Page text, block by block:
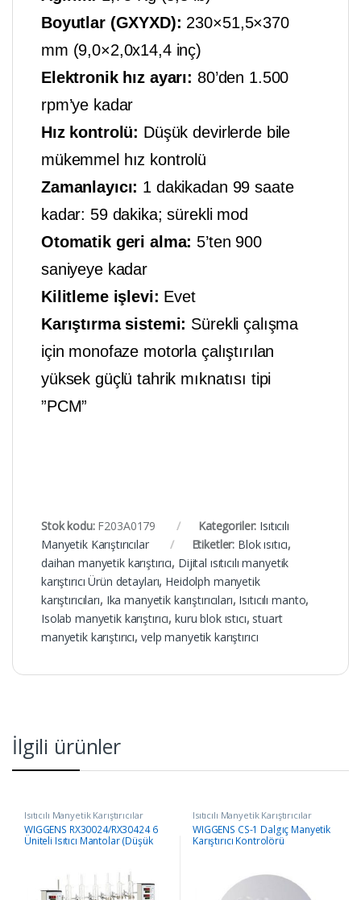
Boyutlar (GXYXD): 230×51,5×370
mm (9,0×2,0x14,4 inç)
Elektronik hız ayarı: 80’den 1.500
rpm’ye kadar
Hız kontrolü: Düşük devirlerde bile
mükemmel hız kontrolü
Zamanlayıcı: 1 dakikadan 99 saate
kadar: 59 dakika; sürekli mod
Otomatik geri alma: 5’ten 900
saniyeye kadar
Kilitleme işlevi: Evet
Karıştırma sistemi: Sürekli çalışma
için monofaze motorla çalıştırılan
yüksek güçlü tahrik mıknatısı tipi
”PCM”
Stok kodu: F203A0179 Kategoriler: Isıtıcılı
Manyetik Karıştırıcılar
Etiketler: Blok ısıtıcı,
daihan manyetik karıştırıcı, Dijital ısıtıcılı manyetik
karıştırıcı Ürün detayları, Heidolph manyetik
karıştırıcıları, Ika manyetik karıştırıcıları, Isıtıcılı manto,
Isolab manyetik karıştırıcı, kuru blok ıstıcı, stuart
manyetik karıştırıcı, velp manyetik karıştırıcı
İlgili ürünler
Isıtıcılı Manyetik Karıştırıcılar
WIGGENS RX30024/RX30424 6
Üniteli Isıtıcı Mantolar (Düşük
Isıtıcılı Manyetik Karıştırıcılar
WIGGENS CS-1 Dalgıç Manyetik
Karıştırıcı Kontrolörü